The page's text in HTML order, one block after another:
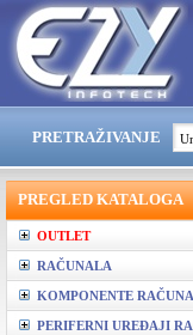
PRETRAŽIVANJE
PREGLED KATALOGA
OUTLET
RAČUNALA
KOMPONENTE
PERIFERNI UREĐAJI